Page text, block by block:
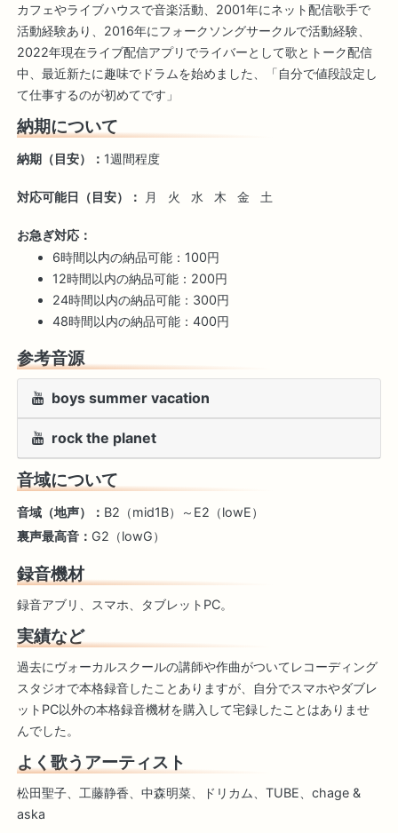
カフェやライブハウスで音楽活動、2001年にネット配信歌手で
活動経験あり、2016年にフォークソングサークルで活動経験、
2022年現在ライブ配信アプリでライバーとして歌とトーク配信
中、最近新たに趣味でドラムを始めました、「自分で値段設定し
て仕事するのが初めてです」
納期について
納期（目安）： 1週間程度
対応可能日（目安）： 月 火 水 木 金 土
お急ぎ対応：
6時間以内の納品可能：100円
12時間以内の納品可能：200円
24時間以内の納品可能：300円
48時間以内の納品可能：400円
参考音源
boys summer vacation
rock the planet
音域について
音域（地声）： B2（mid1B）～E2（lowE）
裏声最高音： G2（lowG）
録音機材
録音アブリ、スマホ、タブレットPC。
実績など
過去にヴォーカルスクールの講師や作曲がついてレコーディング
スタジオで本格録音したことありますが、自分でスマホやダブレ
ットPC以外の本格録音機材を購入して宅録したことはありませ
んでした。
よく歌うアーティスト
松田聖子、工藤静香、中森明菜、ドリカム、TUBE、chage &
aska